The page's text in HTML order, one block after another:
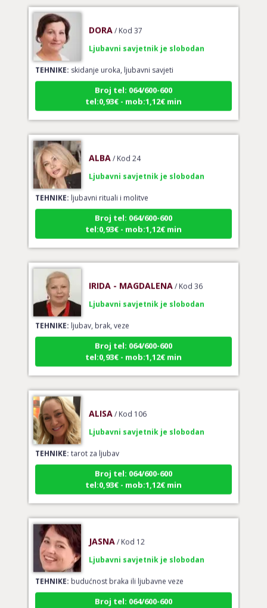
Ljubavni savjetnik je slobodan
TEHNIKE:
Broj tel: 064/600-600
tel:0,93€ - mob:1,12€ min
Ljubavni savjetnik je slobodan
TEHNIKE:ljubavni rituali i molitve
Broj tel: 064/600-600
tel:0,93€ - mob:1,12€ min
Ljubavni savjetnik je slobodan
TEHNIKE:ljubav, brak, veze
Broj tel: 064/600-600
tel:0,93€ - mob:1,12€ min
Ljubavni savjetnik je slobodan
TEHNIKE:tarot za ljubav
Broj tel: 064/600-600
tel:0,93€ - mob:1,12€ min
Ljubavni savjetnik je slobodan
TEHNIKE:budućnost braka ili ljubavne veze
Broj tel: 064/600-600
tel:0,93€ - mob:1,12€ min